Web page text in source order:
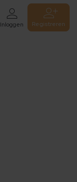
Inloggen Registreren